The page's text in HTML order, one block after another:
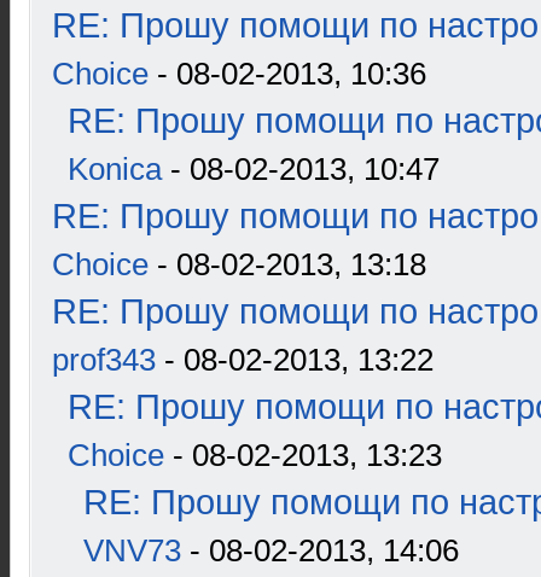
RE: Прошу помощи по
Choice - 08-02-2013, 10:36
RE: Прошу помощи по
Konica- 08-02-2013, 10:47
RE: Прошу помощи по
Choice - 08-02-2013, 13:18
RE: Прошу помощи по
prof343 - 08-02-2013, 13:22
RE: Прошу помощи по
Choice - 08-02-2013, 13:23
RE: Прошу помощи по
VNV73 - 08-02-2013, 14:06